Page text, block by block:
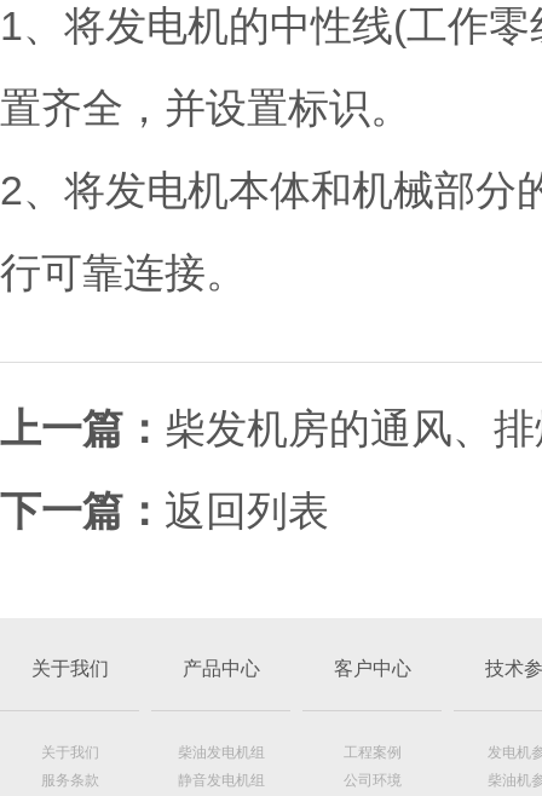
1、将发电机的中性线(工作
置齐全，并设置标识。
2、将发电机本体和机械部分
行可靠连接。
上一篇： 柴发机房的通风、
下一篇： 返回列表
关于我们
关于我们
服务条款
产品中心
柴油发电机组
静音发电机组
客户中心
工程案例
公司环境
技术
发电机
柴油机